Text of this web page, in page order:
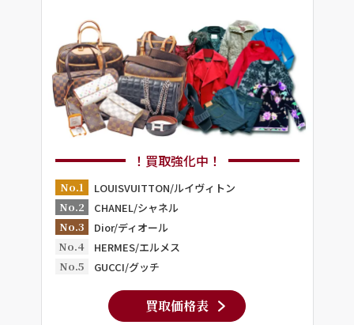
！買取強化中！
No.1
LOUISVUITTON/ルイヴィトン
No.2
CHANEL/シャネル
No.3
Dior/ディオール
No.4
HERMES/エルメス
No.5
GUCCI/グッチ
買取価格表